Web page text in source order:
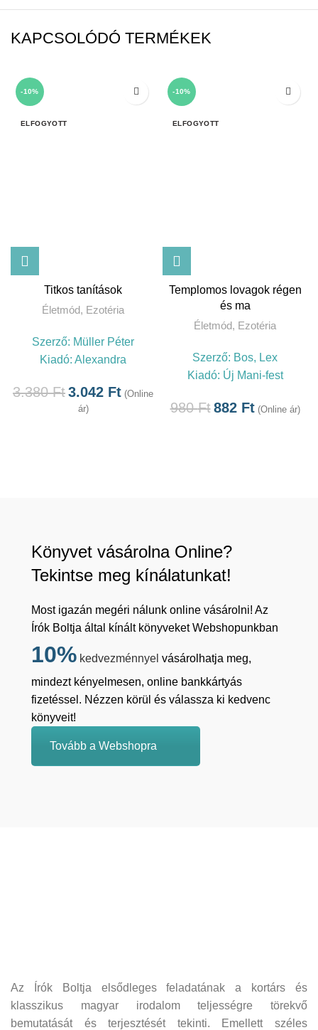
KAPCSOLÓDÓ TERMÉKEK
-10%
ELFOGYOTT
Titkos tanítások
Életmód, Ezotéria
Szerző: Müller Péter
Kiadó: Alexandra
3.380Ft3.042 Ft (Online
ár)
-10%
ELFOGYOTT
Templomos lovagok régen
és ma
Életmód, Ezotéria
Szerző: Bos, Lex
Kiadó: Új Mani-fest
980Ft 882 Ft (Online ár)
Könyvet vásárolna Online?
Tekintse meg kínálatunkat!
Most igazán megéri nálunk online vásárolni! Az
Írók Boltja által kínált könyveket Webshopunkban
10% kedvezménnyel vásárolhatja meg,
mindezt kényelmesen, online bankkártyás
fizetéssel. Nézzen körül és válassza ki kedvenc
könyveit!
Tovább a Webshopra
Az Írók Boltja elsődleges feladatának a kortárs és
klasszikus magyar irodalom teljességre törekvő
bemutatását és terjesztését tekinti. Emellett széles